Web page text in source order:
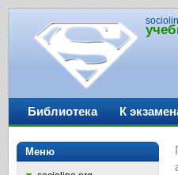
Библиотека К
Меню